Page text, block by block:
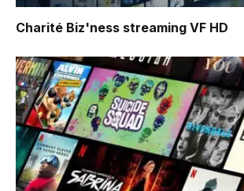
Charité Biz'ness streaming VF HD